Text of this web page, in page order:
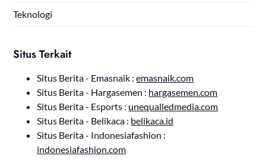
Teknologi
Situs Terkait
Situs Berita - Emasnaik :emasnaik.com
Situs Berita - Hargasemen : hargasemen.com
Situs Berita - Esports : unequalledmedia.com
Situs Berita - Belikaca : belikaca.id
Situs Berita - Indonesiafashion :
indonesiafashion.com